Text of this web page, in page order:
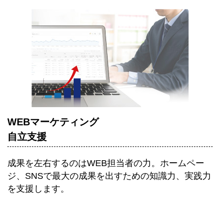
WEBマーケティング
自立支援
成果を左右するのはWEB担当者の力。ホームペー
ジ、SNSで最大の成果を出すための知識力、実践力
を支援します。